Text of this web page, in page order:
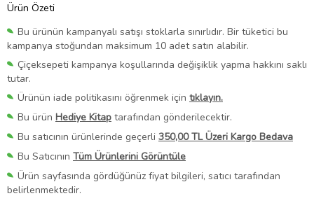
Ürün Özeti
Bu ürünün kampanyalı satışı stoklarla sınırlıdır. Bir tüketici bu
kampanya stoğundan maksimum 10 adet satın alabilir.
Çiçeksepeti kampanya koşullarında değişiklik yapma hakkını saklı
tutar.
Ürünün iade politikasını öğrenmek için tıklayın.
Bu ürün Hediye Kitap tarafından gönderilecektir.
Bu satıcının ürünlerinde geçerli 350,00 TL Üzeri Kargo Bedava
Bu Satıcının Tüm Ürünlerini Görüntüle
Ürün sayfasında gördüğünüz fiyat bilgileri, satıcı tarafından
belirlenmektedir.